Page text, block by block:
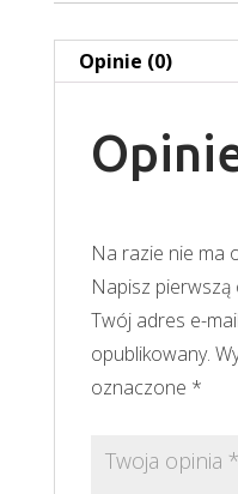
Opinie (0)
Na razie nie ma
Napisz pierwszą
Twój adres e-
opublikowany.
oznaczone *